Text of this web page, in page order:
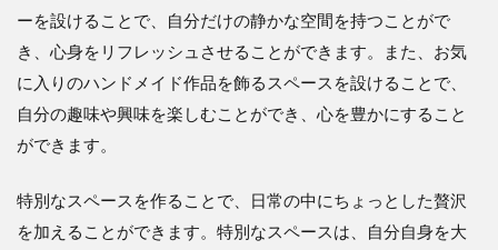
ーを設けることで、自分だけの静かな空間を持つことがで
き、心身をリフレッシュさせることができます。また、お気
に入りのハンドメイド作品を飾るスペースを設けることで、
自分の趣味や興味を楽しむことができ、心を豊かにすること
ができます。
特別なスペースを作ることで、日常の中にちょっとした贅沢
を加えることができます。特別なスペースは、自分自身を大